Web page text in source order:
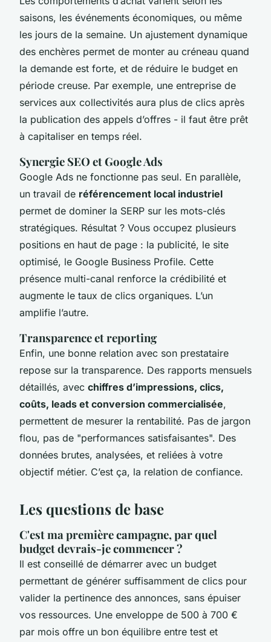
saisons, les événements économiques, ou même
les jours de la semaine. Un ajustement dynamique
des enchères permet de monter au créneau quand
la demande est forte, et de réduire le budget en
période creuse. Par exemple, une entreprise de
services aux collectivités aura plus de clics après
la publication des appels d’offres - il faut être prêt
à capitaliser en temps réel.
Synergie SEO et Google Ads
Google Ads ne fonctionne pas seul. En parallèle,
un travail de référencement local industriel
permet de dominer la SERP sur les mots-clés
stratégiques. Résultat ? Vous occupez plusieurs
positions en haut de page : la publicité, le site
optimisé, le Google Business Profile. Cette
présence multi-canal renforce la crédibilité et
augmente le taux de clics organiques. L’un
amplifie l’autre.
Transparence et reporting
Enfin, une bonne relation avec son prestataire
repose sur la transparence. Des rapports mensuels
détaillés, avec chiffres d’impressions, clics,
coûts, leads et conversion commercialisée,
permettent de mesurer la rentabilité. Pas de jargon
flou, pas de "performances satisfaisantes". Des
données brutes, analysées, et reliées à votre
objectif métier. C’est ça, la relation de confiance.
Les questions de base
C'est ma première campagne, par quel
budget devrais-je commencer ?
Il est conseillé de démarrer avec un budget
permettant de générer suffisamment de clics pour
valider la pertinence des annonces, sans épuiser
vos ressources. Une enveloppe de 500 à 700 €
par mois offre un bon équilibre entre test et